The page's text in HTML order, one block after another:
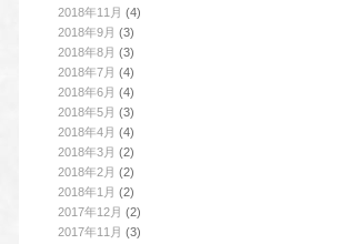
2018年11月 (4)
2018年9月 (3)
2018年8月 (3)
2018年7月 (4)
2018年6月 (4)
2018年5月 (3)
2018年4月 (4)
2018年3月 (2)
2018年2月 (2)
2018年1月 (2)
2017年12月 (2)
2017年11月 (3)